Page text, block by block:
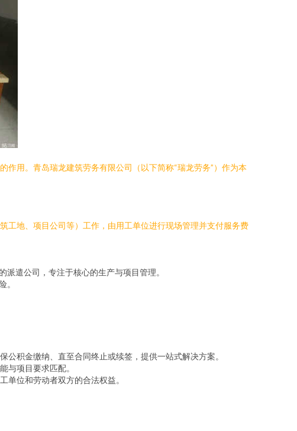
用。青岛瑞龙建筑劳务有限公司（以下简称“瑞龙劳务”）作为本
工地、项目公司等）工作，由用工单位进行现场管理并支付服务费
遣公司，专注于核心的生产与项目管理。
。
积金缴纳、直至合同终止或续签，提供一站式解决方案。
与项目要求匹配。
单位和劳动者双方的合法权益。